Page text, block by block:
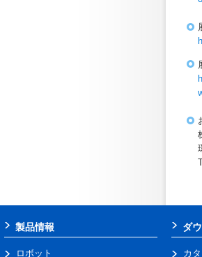
製品情報
ロボット
ダ
カ